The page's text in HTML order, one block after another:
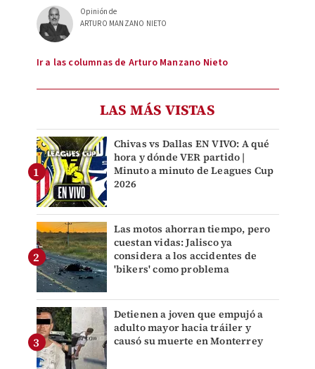
Opinión de
ARTURO MANZANO NIETO
Ir a las columnas de Arturo Manzano Nieto
LAS MÁS VISTAS
Chivas vs Dallas EN VIVO: A qué
hora y dónde VER partido |
Minuto a minuto de Leagues Cup
2026
Las motos ahorran tiempo, pero
cuestan vidas: Jalisco ya
considera a los accidentes de
'bikers' como problema
Detienen a joven que empujó a
adulto mayor hacia tráiler y
causó su muerte en Monterrey